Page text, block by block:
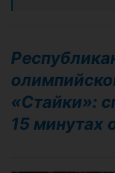
«Стайки»:
15 минутах